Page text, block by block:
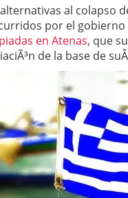
en pymes: la obligación
es demasiado tarde 20/
Que Deben Saber los
vs proceso tradicional:
mÃ©dica cuando
al colapso
por el
en Atenas, que
de la base de suÂ